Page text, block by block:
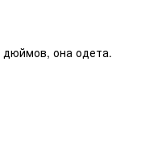
она одета.